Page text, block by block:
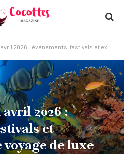
: événements, festivals et expériences de voyage de luxe
2026 :
et
de luxe